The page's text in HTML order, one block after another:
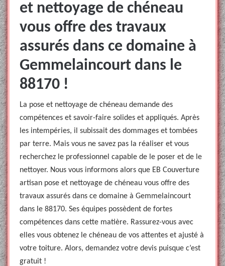
et nettoyage de chéneau
vous offre des travaux
assurés dans ce domaine à
Gemmelaincourt dans le
88170 !
La pose et nettoyage de chéneau demande des
compétences et savoir-faire solides et appliqués. Après
les intempéries, il subissait des dommages et tombées
par terre. Mais vous ne savez pas la réaliser et vous
recherchez le professionnel capable de le poser et de le
nettoyer. Nous vous informons alors que EB Couverture
artisan pose et nettoyage de chéneau vous offre des
travaux assurés dans ce domaine à Gemmelaincourt
dans le 88170. Ses équipes possèdent de fortes
compétences dans cette matière. Rassurez-vous avec
elles vous obtenez le chéneau de vos attentes et ajusté à
votre toiture. Alors, demandez votre devis puisque c’est
gratuit !